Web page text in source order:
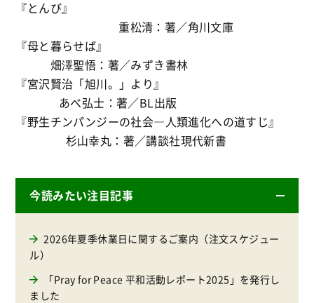
『とんび』
重松清：著／角川文庫
『母と暮らせば』
畑澤聖悟：著／みずき書林
『宮沢賢治「旭川。」より』
あべ弘士：著／BL出版
『野生チンパンジーの社会―人類進化への道すじ』
杉山幸丸：著／講談社現代新書
今読みたい注目記事
2026年夏季休業日に関するご案内（注文スケジュー
ル）
「Pray for Peace 平和活動レポート2025」を発行し
ました